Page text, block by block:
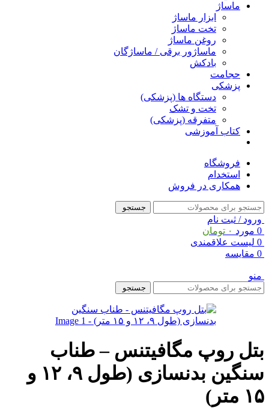
ماساژ
ابزار ماساژ
تخت ماساژ
روغن ماساژ
ماساژور برقی / ماساژگان
بادکش
حجامت
پزشکی
دستگاه ها (پزشکی)
تخت و تشک
متفرقه (پزشکی)
کتاب آموزشی
فروشگاه
استخدام
همکاری در فروش
جستجو
ورود / ثبت نام
0 مورد ۰ تومان
0 لیست علاقمندی
0 مقایسه
منو
جستجو
بتل روپ مگافیتنس – طناب
سنگین بدنسازی (طول ۹، ۱۲ و
۱۵ متر)